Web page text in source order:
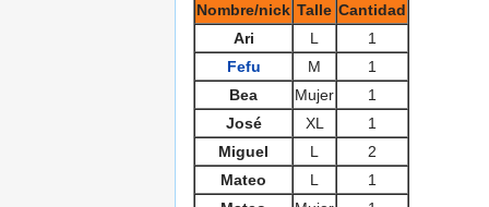
Nombre/nick Talle Cantidad
Ari
L
1
Fefu
M
1
Bea
Mujer
1
José
XL
1
Miguel
L
2
Mateo
L
1